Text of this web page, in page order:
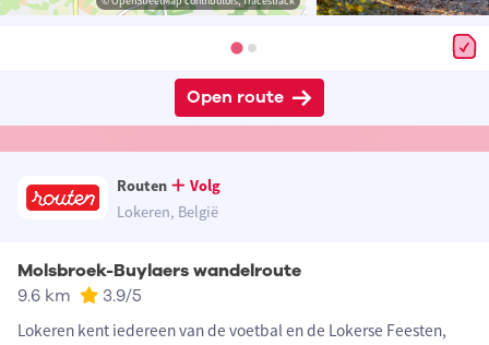
Open route
Routen
Volg
Lokeren, België
Molsbroek-Buylaers wandelroute
9.6 km 3.9/5
Lokeren kent iedereen van de voetbal en de Lokerse Feesten,